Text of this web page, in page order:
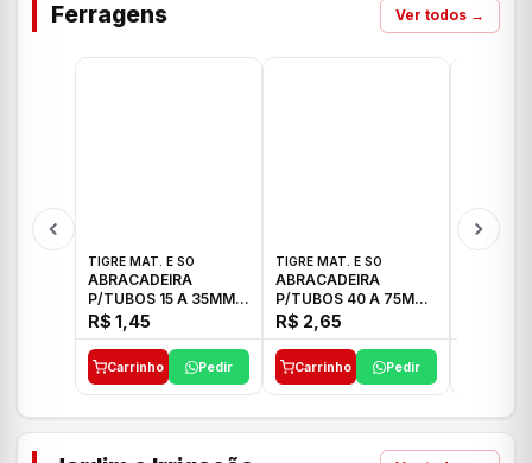
Ferragens Ver todos →
TIGRE MAT. E SO
ABRACADEIRA
P/TUBOS 15 A 35MM
TIGRE
R$ 1,45
Carrinho Pedir
TIGRE MAT. E SO
ABRACADEIRA
P/TUBOS 40 A 75MM
TIGRE
R$ 2,65
Carrinho Pedir